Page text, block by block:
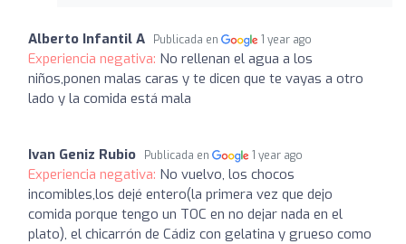
Alberto Infantil A Publicada en 1 year ago
Experiencia negativa: No rellenan el agua a los
niños,ponen malas caras y te dicen que te vayas a otro
lado y la comida está mala
Ivan Geniz Rubio Publicada en 1 year ago
Experiencia negativa: No vuelvo, los chocos
incomibles,los dejé entero(la primera vez que dejo
comida porque tengo un TOC en no dejar nada en el
plato), el chicarrón de Cádiz con gelatina y grueso como